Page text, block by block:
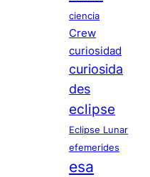
ciencia
Crew
curiosidad
curiosida
des
eclipse
Eclipse Lunar
efemerides
esa